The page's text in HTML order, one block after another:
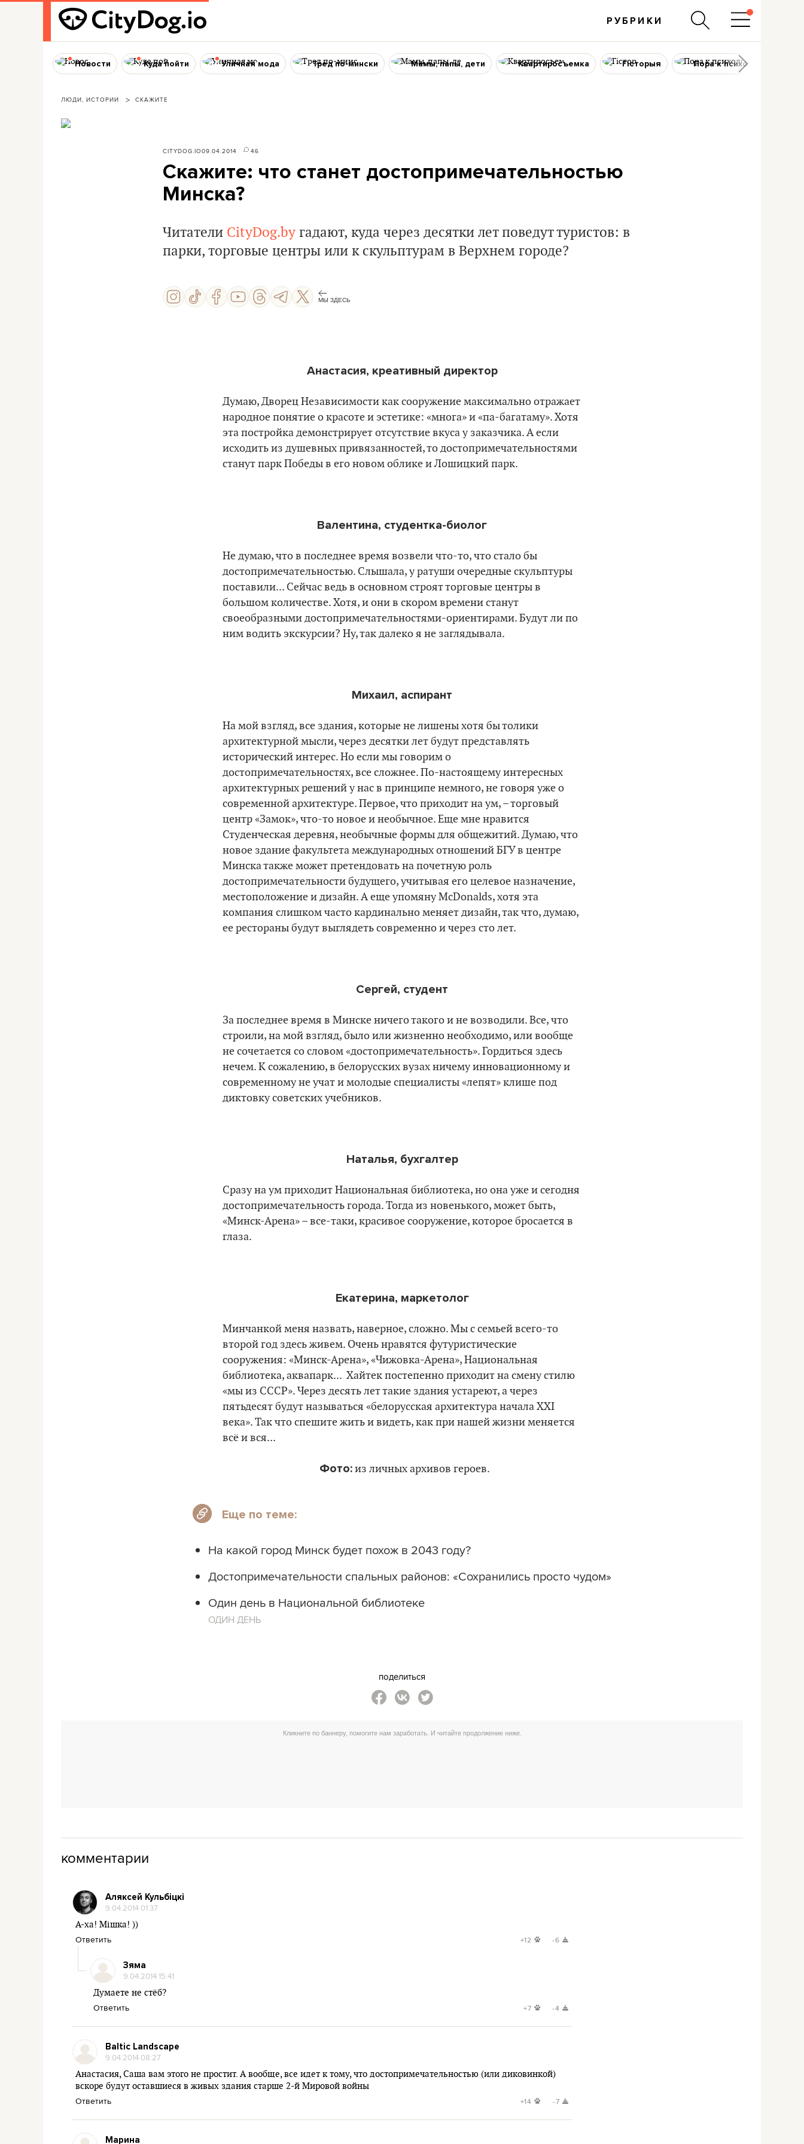
РУБРИКИ
Новости Куда пойти Уличная мода Тред по-мински Мамы, папы, дети Квартиросъемка Гісторыя Пора к психологу
ЛЮДИ, ИСТОРИИ СКАЖИТЕ
CITYDOG.IO09.04.2014 46
Скажите: что станет достопримечательностью
Минска?
Читатели CityDog.by гадают, куда через десятки лет поведут туристов: в
парки, торговые центры или к скульптурам в Верхнем городе?
МЫ ЗДЕСЬ
Анастасия, креативный директор
Думаю, Дворец Независимости как сооружение максимально отражает
народное понятие о красоте и эстетике: «многа» и «па-багатаму». Хотя
эта постройка демонстрирует отсутствие вкуса у заказчика. А если
исходить из душевных привязанностей, то достопримечательностями
станут парк Победы в его новом облике и Лошицкий парк.
Валентина, студентка-биолог
Не думаю, что в последнее время возвели что-то, что стало бы
достопримечательностью. Слышала, у ратуши очередные скульптуры
поставили... Сейчас ведь в основном строят торговые центры в
большом количестве. Хотя, и они в скором времени станут
своеобразными достопримечательностями-ориентирами. Будут ли по
ним водить экскурсии? Ну, так далеко я не заглядывала.
Михаил, аспирант
На мой взгляд, все здания, которые не лишены хотя бы толики
архитектурной мысли, через десятки лет будут представлять
исторический интерес. Но если мы говорим о
достопримечательностях, все сложнее. По-настоящему интересных
архитектурных решений у нас в принципе немного, не говоря уже о
современной архитектуре. Первое, что приходит на ум, – торговый
центр «Замок», что-то новое и необычное. Еще мне нравится
Студенческая деревня, необычные формы для общежитий. Думаю, что
новое здание факультета международных отношений БГУ в центре
Минска также может претендовать на почетную роль
достопримечательности будущего, учитывая его целевое назначение,
местоположение и дизайн. А еще упомяну McDonalds, хотя эта
компания слишком часто кардинально меняет дизайн, так что, думаю,
ее рестораны будут выглядеть современно и через сто лет.
Сергей, студент
За последнее время в Минске ничего такого и не возводили. Все, что
строили, на мой взгляд, было или жизненно необходимо, или вообще
не сочетается со словом«достопримечательность». Гордиться здесь
нечем. К сожалению, в белорусских вузах ничему инновационному и
современному не учат и молодые специалисты «лепят» клише под
диктовку советских учебников.
Наталья, бухгалтер
Сразу на ум приходит Национальная библиотека, но она уже и сегодня
достопримечательность города. Тогда из новенького, может быть,
«Минск-Арена»– все-таки, красивое сооружение, которое бросается в
глаза.
Екатерина, маркетолог
Минчанкой меня назвать, наверное, сложно. Мы с семьей всего-то
второй год здесь живем. Очень нравятся футуристические
сооружения: «Минск-Арена»,«Чижовка-Арена», Национальная
библиотека, аквапарк... Хайтек постепенно приходит на смену стилю
«мы из СССР». Через десять лет такие здания устареют, а через
пятьдесят будут называться «белорусская архитектура начала XXI
века». Так что спешите жить и видеть, как при нашей жизни меняется
всё и вся...
Фото:из личных архивов героев.
Еще по теме:
На какой город Минск будет похож в 2043 году?
Достопримечательности спальных районов: «Сохранились просто чудом»
Один день в Национальной библиотеке
ОДИН ДЕНЬ
поделиться
комментарии
Аляксей Кульбіцкі
9.04.2014 01:37
А-ха! Мішка! ))
Ответить +12 -6
Зяма
9.04.2014 15:41
Думаете не стёб?
Ответить +7 -4
Baltic Landscape
9.04.2014 08:27
Анастасия, Саша вам этого не простит. А вообще, все идет к тому, что достопримечательностью (или диковинкой)
вскоре будут оставшиеся в живых здания старше 2-й Мировой войны
Ответить +14 -7
Марина